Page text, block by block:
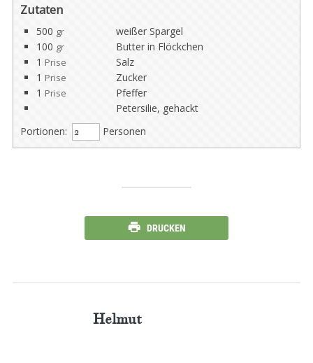
Zutaten
500 gr
weißer Spargel
100 gr
Butter in Flöckchen
1 Prise
Salz
1 Prise
Zucker
1 Prise
Pfeffer
Petersilie, gehackt
Portionen:
Personen
DRUCKEN
Helmut